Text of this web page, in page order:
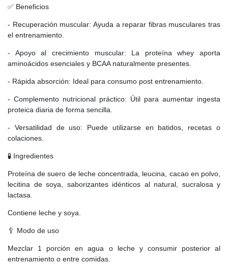
✅ Beneficios
- Recuperación muscular: Ayuda a reparar fibras musculares tras
el entrenamiento.
- Apoyo al crecimiento muscular: La proteína whey aporta
aminoácidos esenciales y BCAA naturalmente presentes.
- Rápida absorción: Ideal para consumo post entrenamiento.
- Complemento nutricional práctico: Útil para aumentar ingesta
proteica diaria de forma sencilla.
- Versatilidad de uso: Puede utilizarse en batidos, recetas o
colaciones.
🧪 Ingredientes
Proteína de suero de leche concentrada, leucina, cacao en polvo,
lecitina de soya, saborizantes idénticos al natural, sucralosa y
lactasa.
Contiene leche y soya.
🥄 Modo de uso
Mezclar 1 porción en agua o leche y consumir posterior al
entrenamiento o entre comidas.